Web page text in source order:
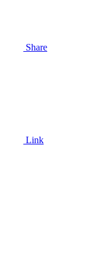
Share
Link